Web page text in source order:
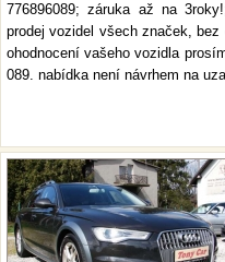
776896089; záruka až na
prodej vozidel všech značek,
ohodnocení vašeho vozidla
089. nabídka není návrhem na